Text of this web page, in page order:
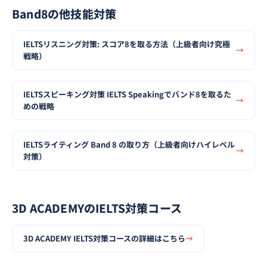
Band8の他技能対策
IELTSリスニング対策: スコア8を取る方法（上級者向け究極
戦略）
IELTSスピーキング対策 IELTS Speakingでバンド8を取るた
めの戦略
IELTSライティング Band 8 の取り方（上級者向けハイレベル
対策）
3D ACADEMYのIELTS対策コース
3D ACADEMY IELTS対策コースの詳細はこちら